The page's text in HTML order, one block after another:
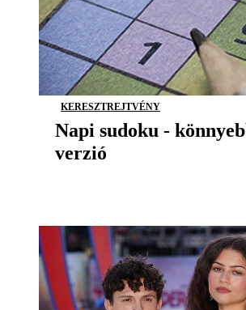
KERESZTREJTVÉNY
Napi sudoku -
verzió